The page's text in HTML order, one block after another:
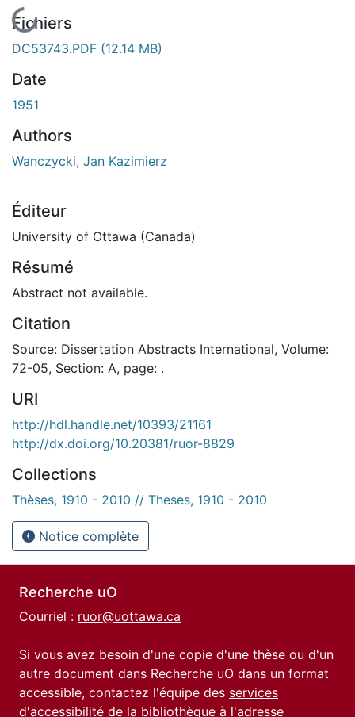
En cours de chargement...
Fichiers
DC53743.PDF (12.14 MB)
Date
1951
Authors
Wanczycki, Jan Kazimierz
Éditeur
University of Ottawa (Canada)
Résumé
Abstract not available.
Citation
Source: Dissertation Abstracts International, Volume:
72-05, Section: A, page: .
URI
http://hdl.handle.net/10393/21161
http://dx.doi.org/10.20381/ruor-8829
Collections
Thèses, 1910 - 2010 // Theses, 1910 - 2010
Notice complète
Recherche uO
Courriel : ruor@uottawa.ca
Si vous avez besoin d'une copie d'une thèse ou d'un
autre document dans Recherche uO dans un format
accessible, contactez l'équipe des services
d'accessibilité de la bibliothèque à l'adresse